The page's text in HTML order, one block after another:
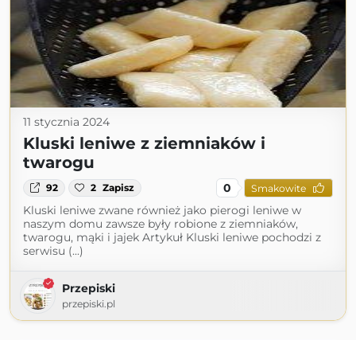
11 stycznia 2024
Kluski leniwe z ziemniaków i
twarogu
92 2 Zapisz 0 Smakowite
Kluski leniwe zwane również jako pierogi leniwe w
naszym domu zawsze były robione z ziemniaków,
twarogu, mąki i jajek Artykuł Kluski leniwe pochodzi z
serwisu (...)
Przepiski
przepiski.pl